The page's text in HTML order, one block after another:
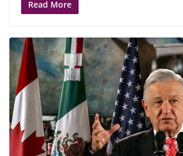
c
b
o
o
k
itt
Read More